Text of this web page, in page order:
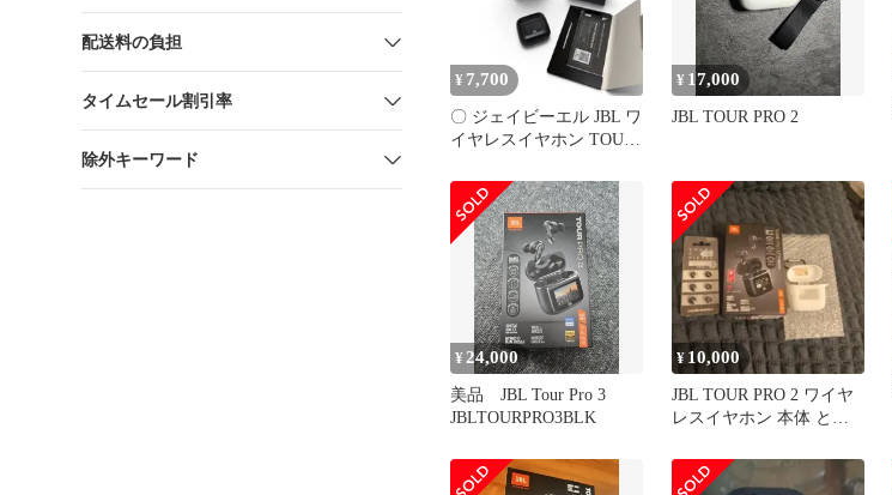
配送料の負担
タイムセール割引率
除外キーワード
¥ 7,700
〇 ジェイビーエル JBL ワ
イヤレスイヤホン TOUR
ッドノイズキャンセリン
グ スマートケース搭載
720-4470
¥ 17,000
JBL TOUR PRO 2
¥ 24,000
美品 JBL Tour Pro 3
JBLTOURPRO3BLK
¥ 10,000
JBL TOUR PRO 2 ワイヤ
レスイヤホン 本体 とア